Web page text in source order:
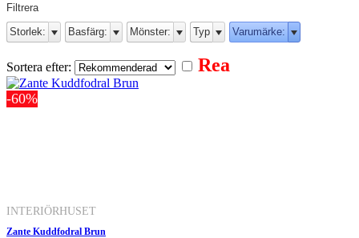
Filtrera
Storlek:
Basfärg: Mönster: Typ Varumärke:
Sortera efter: Rea
-60%
INTERIÖRHUSET
Zante Kuddfodral Brun